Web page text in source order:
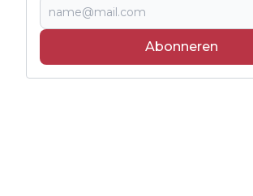
Abonneren